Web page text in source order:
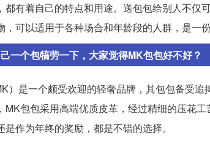
都有着自己的特点和用途。送包包给别人不
，可以适用于各种场合和年龄段的人群，是一
一个包犒劳一下，大家觉得MK包包好不好？
）是一个颇受欢迎的轻奢品牌，其包包备受
MK包包采用高端优质皮革，经过精细的压花
作为年终的奖励，都是不错的选择。